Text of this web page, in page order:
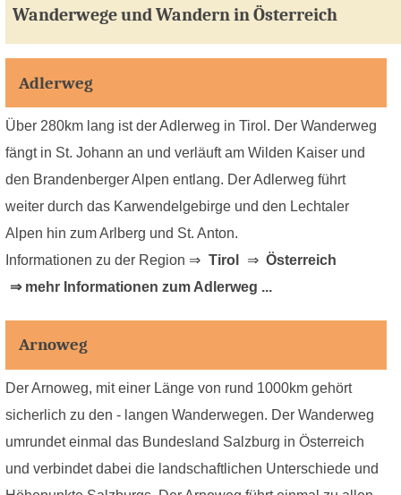
Wanderwege und Wandern in Österreich
Adlerweg
Über 280km lang ist der Adlerweg in Tirol. Der Wanderweg
fängt in St. Johann an und verläuft am Wilden Kaiser und
den Brandenberger Alpen entlang. Der Adlerweg führt
weiter durch das Karwendelgebirge und den Lechtaler
Alpen hin zum Arlberg und St. Anton.
Informationen zu der Region ⇒ Tirol ⇒ Österreich
⇒ mehr Informationen zum Adlerweg ...
Arnoweg
Der Arnoweg, mit einer Länge von rund 1000km gehört
sicherlich zu den - langen Wanderwegen. Der Wanderweg
umrundet einmal das Bundesland Salzburg in Österreich
und verbindet dabei die landschaftlichen Unterschiede und